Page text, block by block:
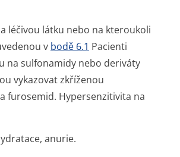
léčivou látku nebo na kteroukoli
v bodě 6.1 Pacienti
na sulfonamidy nebo deriváty
vykazovat zkříženou
furosemid. Hypersenzitivita na
anurie.